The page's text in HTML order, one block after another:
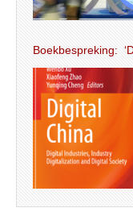
Boekbespreking: